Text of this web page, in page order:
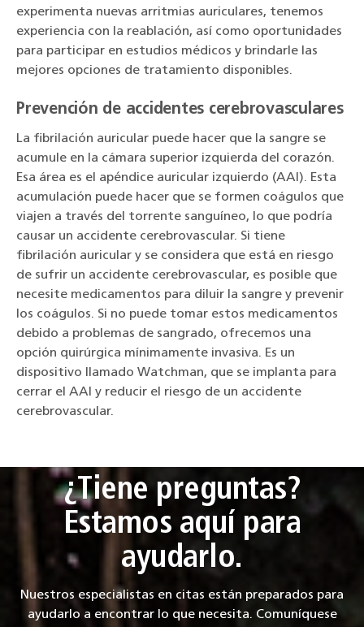
experimenta nuevas arritmias auriculares, tenemos
experiencia con la reablación, así como oportunidades
para participar en estudios médicos y brindarle las
mejores opciones de tratamiento disponibles.
Prevención de accidentes cerebrovasculares
La fibrilación auricular puede hacer que la sangre se
acumule en la cámara superior izquierda del corazón.
Esa área es el apéndice auricular izquierdo (AAI). Esta
acumulación puede hacer que se formen coágulos que
viajen a través del torrente sanguíneo, lo que podría
causar un accidente cerebrovascular. Si tiene
fibrilación auricular y se considera que está en riesgo
de sufrir un accidente cerebrovascular, es posible que
necesite medicamentos para diluir la sangre y prevenir
los coágulos. Si no puede tomar estos medicamentos
debido a problemas de sangrado, ofrecemos una
opción quirúrgica mínimamente invasiva. Es un
dispositivo llamado Watchman, que se implanta para
cerrar el AAI y reducir el riesgo de un accidente
cerebrovascular.
¿Tiene preguntas?
Estamos aquí para
ayudarlo.
Nuestros especialistas en citas están preparados para
ayudarlo a encontrar lo que necesita. Comuníquese